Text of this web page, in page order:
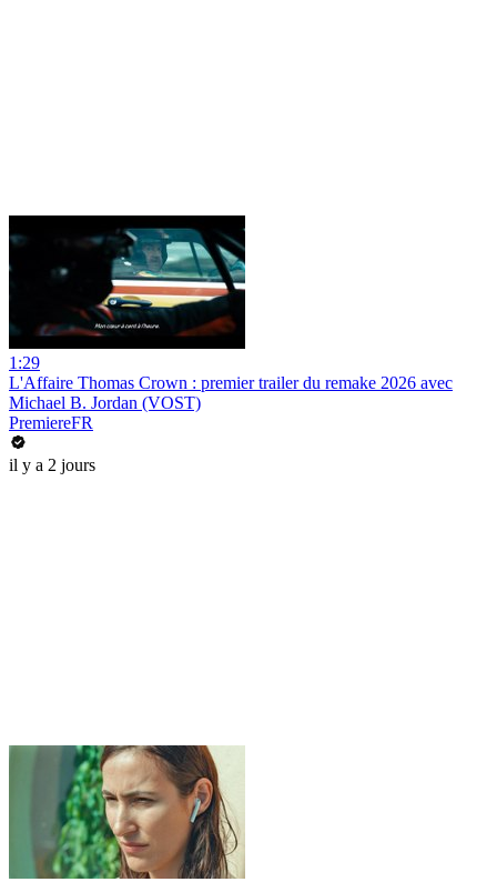
1:29
L'Affaire Thomas Crown : premier trailer du remake 2026 avec
Michael B. Jordan (VOST)
PremiereFR
il y a 2 jours